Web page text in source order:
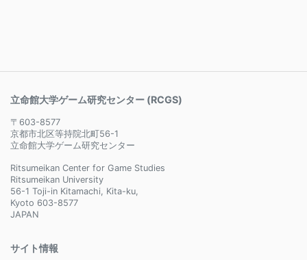
立命館大学ゲーム研究センター (RCGS)
〒603-8577
京都市北区等持院北町56-1
立命館大学ゲーム研究センター
Ritsumeikan Center for Game Studies
Ritsumeikan University
56-1 Toji-in Kitamachi, Kita-ku,
Kyoto 603-8577
JAPAN
サイト情報